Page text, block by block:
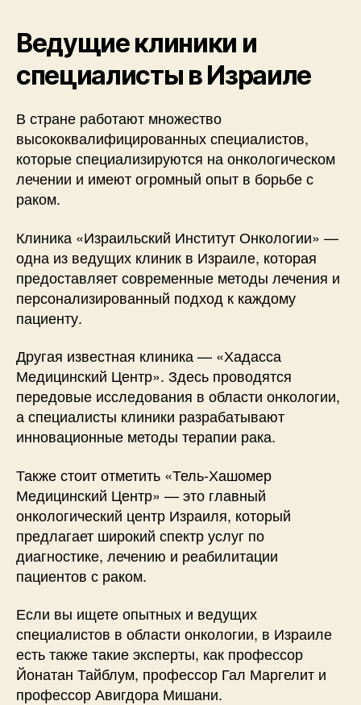
Ведущие клиники и
специалисты в Израиле
В стране работают множество
высококвалифицированных специалистов,
которые специализируются на онкологическом
лечении и имеют огромный опыт в борьбе с
раком.
Клиника «Израильский Институт Онкологии» —
одна из ведущих клиник в Израиле, которая
предоставляет современные методы лечения и
персонализированный подход к каждому
пациенту.
Другая известная клиника — «Хадасса
Медицинский Центр». Здесь проводятся
передовые исследования в области онкологии,
а специалисты клиники разрабатывают
инновационные методы терапии рака.
Также стоит отметить «Тель-Хашомер
Медицинский Центр» — это главный
онкологический центр Израиля, который
предлагает широкий спектр услуг по
диагностике, лечению и реабилитации
пациентов с раком.
Если вы ищете опытных и ведущих
специалистов в области онкологии, в Израиле
есть также такие эксперты, как профессор
Йонатан Тайблум, профессор Гал Маргелит и
профессор Авигдора Мишани.